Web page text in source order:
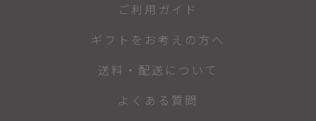
ご利用ガイド
ギフトをお考えの方へ
送料・配送について
よくある質問